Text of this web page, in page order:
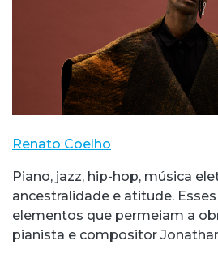
Renato Coelho
Piano, jazz, hip-hop, música
ancestralidade e atitude.
elementos que permeiam a
pianista e compositor